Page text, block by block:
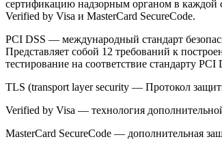
сертификацию надзорным органом в каждой
Verified by Visa и MasterCard SecureCode.
PCI DSS — международный стандарт
Представляет собой 12 требований к
тестирование на соответствие стандарту PCI
TLS (transport layer security — Протокол
Verified by Visa — технология
MasterCard SecureCode — дополнительная